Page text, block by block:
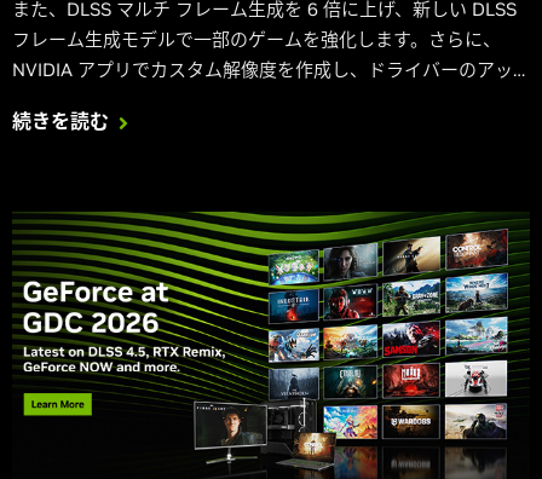
また、DLSS マルチ フレーム生成を 6 倍に上げ、新しい DLSS
フレーム生成モデルで一部のゲームを強化します。さらに、
NVIDIA アプリでカスタム解像度を作成し、ドライバーのアッ
ド時間を高速化します。
続きを読む